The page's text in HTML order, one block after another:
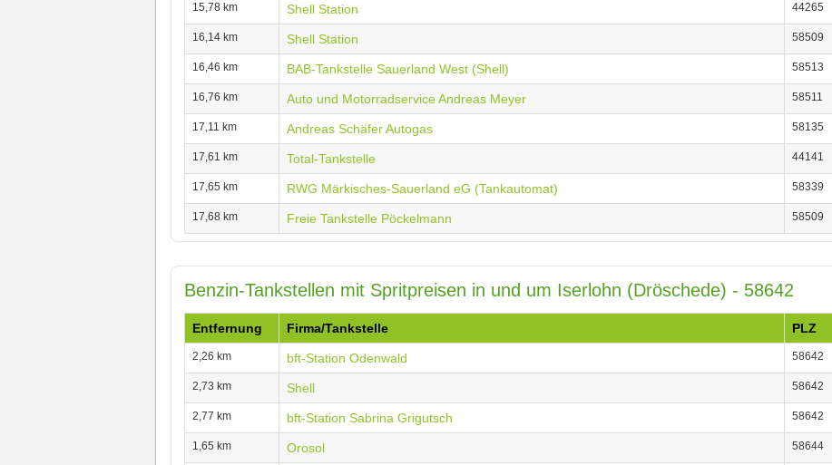
15,78 km Shell Station 44265
16,14 km Shell Station 58509
16,46 km BAB-Tankstelle Sauerland West (Shell) 58513
16,76 km Auto und Motorradservice Andreas Meyer 58511
17,11 km Andreas Schäfer Autogas 58135
17,61 km Total-Tankstelle 44141
17,65 km RWG Märkisches-Sauerland eG (Tankautomat) 58339
17,68 km Freie Tankstelle Pöckelmann 58509
Benzin-Tankstellen mit Spritpreisen in und um Iserlohn (Dröschede) - 58642
Entfernung Firma/Tankstelle PLZ
2,26 km bft-Station Odenwald 58642
2,73 km Shell 58642
2,77 km bft-Station Sabrina Grigutsch 58642
1,65 km Orosol 58644